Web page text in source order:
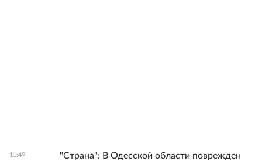
11:49
"Страна": В Одесской области поврежден